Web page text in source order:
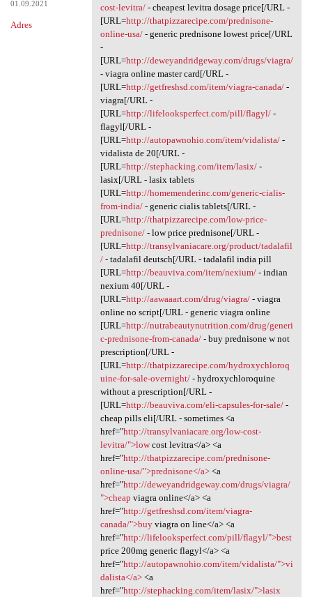
01.09.2021
Adres
cost-levitra/- cheapest levitra dosage price[/URL -
[URL=http://thatpizzarecipe.com/prednisone-
online-usa/- generic prednisone lowest price[/URL
-
[URL=http://deweyandridgeway.com/drugs/viagra/
- viagra online master card[/URL -
[URL=http://getfreshsd.com/item/viagra-canada/-
viagra[/URL -
[URL=http://lifelooksperfect.com/pill/flagyl/-
flagyl[/URL -
[URL=http://autopawnohio.com/item/vidalista/-
vidalista de 20[/URL -
[URL=http://stephacking.com/item/lasix/-
lasix[/URL - lasix tablets
[URL=http://homemenderinc.com/generic-cialis-
from-india/- generic cialis tablets[/URL -
[URL=http://thatpizzarecipe.com/low-price-
prednisone/- low price prednisone[/URL -
[URL=http://transylvaniacare.org/product/tadalafil
/- tadalafil deutsch[/URL - tadalafil india pill
[URL=http://beauviva.com/item/nexium/- indian
nexium 40[/URL -
[URL=http://aawaaart.com/drug/viagra/- viagra
online no script[/URL - generic viagra online
[URL=http://nutrabeautynutrition.com/drug/generi
c-prednisone-from-canada/- buy prednisone w not
prescription[/URL -
[URL=http://thatpizzarecipe.com/hydroxychloroq
uine-for-sale-overnight/- hydroxychloroquine
without a prescription[/URL -
[URL=http://beauviva.com/eli-capsules-for-sale/-
cheap pills eli[/URL - sometimes <a
href="http://transylvaniacare.org/low-cost-
levitra/">lowcost levitra</a> <a
href="http://thatpizzarecipe.com/prednisone-
online-usa/">prednisone</a><a
href="http://deweyandridgeway.com/drugs/viagra/
">cheap viagra online</a> <a
href="http://getfreshsd.com/item/viagra-
canada/">buyviagra on line</a> <a
href="http://lifelooksperfect.com/pill/flagyl/">best
price 200mg generic flagyl</a> <a
href="http://autopawnohio.com/item/vidalista/">vi
dalista</a><a
href="http://stephacking.com/item/lasix/">lasix